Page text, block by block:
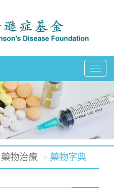
T
g
l
e
藥物治療 藥物字典